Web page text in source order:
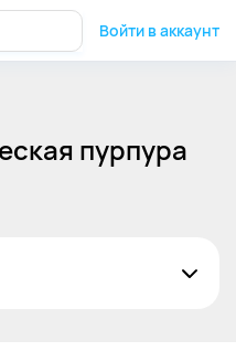
Войти в аккаунт
пурпура